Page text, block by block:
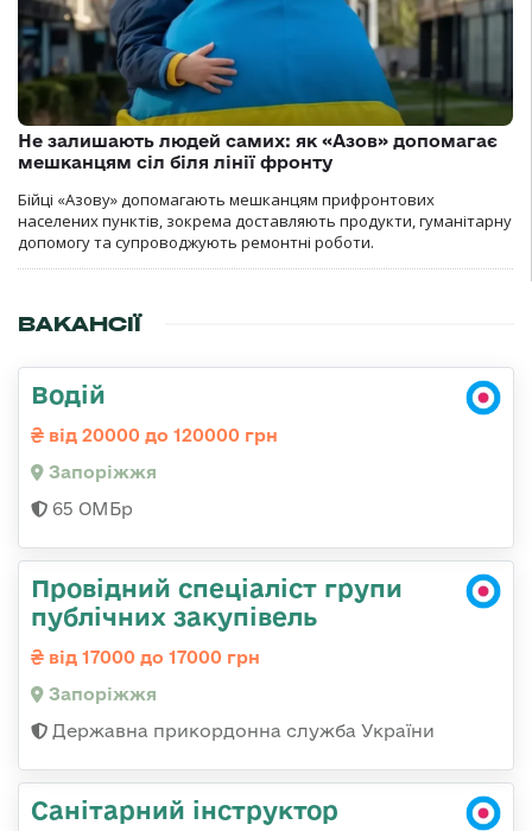
Не залишають людей самих: як «Азов» допомагає
мешканцям сіл біля лінії фронту
Бійці «Азову» допомагають мешканцям прифронтових
населених пунктів, зокрема доставляють продукти, гуманітарну
допомогу та супроводжують ремонтні роботи.
ВАКАНСІЇ
Водій
від 20000 до 120000 грн
Запоріжжя
65 ОМБр
Провідний спеціаліст групи
публічних закупівель
від 17000 до 17000 грн
Запоріжжя
Державна прикордонна служба України
Санітарний інструктор